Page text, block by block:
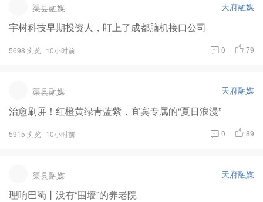
渠县融媒 天府融媒
宇树科技早期投资人，盯上了成都脑机接口公司
5698 浏览 10小时前 0 79
渠县融媒 天府融媒
治愈刷屏！红橙黄绿青蓝紫，宜宾专属的“夏日浪漫”
5915 浏览 10小时前 0 89
渠县融媒 天府融媒
理响巴蜀丨没有“围墙”的养老院